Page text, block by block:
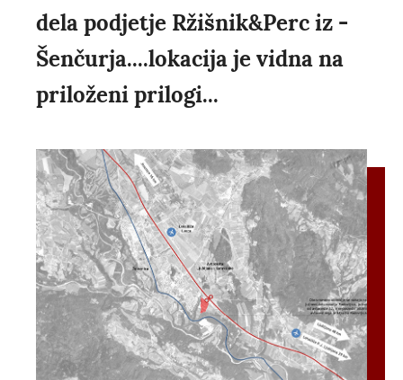
dela podjetje Ržišnik&Perc iz -
Šenčurja....lokacija je vidna na
priloženi prilogi...